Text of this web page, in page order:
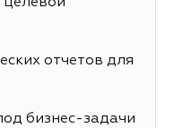
отчетов для
бизнес-задачи